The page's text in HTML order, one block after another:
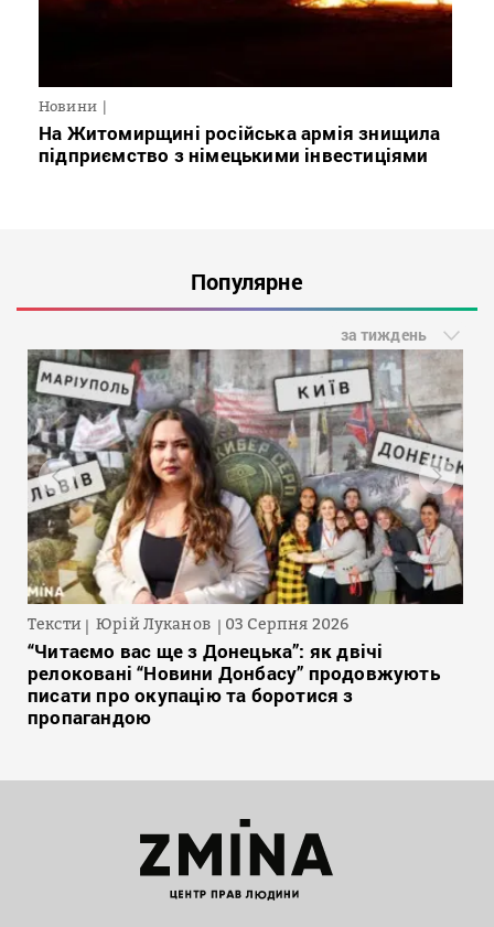
Новини
На Житомирщині російська армія знищила
підприємство з німецькими інвестиціями
Популярне
за тиждень
Тексти Юрій Луканов 03 Серпня 2026
“Читаємо вас ще з Донецька”: як двічі
релоковані “Новини Донбасу” продовжують
писати про окупацію та боротися з
пропагандою